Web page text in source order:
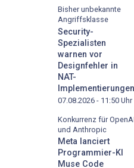
Bisher unbekannte
Angriffsklasse
Security-
Spezialisten
warnen vor
Designfehler in
NAT-
Implementierungen
07.08.2026 - 11:50 Uhr
Konkurrenz für
und Anthropic
Meta lanciert
Programmier-KI
Muse Code